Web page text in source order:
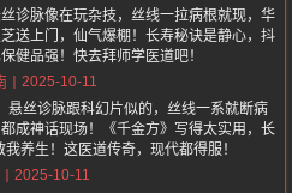
诊脉像在玩杂技，丝线一拉病根就现，华
送上门，仙气爆棚！长寿秘诀是静心，抖
健品强！快去拜师学医道吧！
2025-10-11
悬丝诊脉跟科幻片似的，丝线一系就断病
成神话现场！《千金方》写得太实用，长
养生！这医道传奇，现代都得服！
2025-10-11